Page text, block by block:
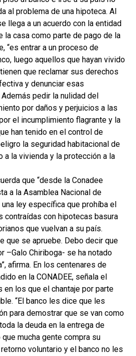
al problema de una hipoteca. Al
llega a un acuerdo con la entidad
la casa como parte de pago de la
“es entrar a un proceso de
luego aquellos que hayan vivido
que reclamar sus derechos
y denunciar esas
pedir la nulidad del
por daños y perjuicios a las
el incumplimiento flagrante y la
han tenido en el control de
la seguridad habitacional de
a la vivienda y la protección a la
que “desde la Conadee
a la Asamblea Nacional de
una ley específica que prohíba el
contraídas con hipotecas basura
que vuelvan a su país.
que se apruebe. Debo decir que
–Galo Chiriboga- se ha notado
afirma. En los centenares de
en la CONADEE, señala el
en los que el chantaje por parte
“El banco les dice que les
para demostrar que se van como
la deuda en la entrega de
que mucha gente compra su
voluntario y el banco no les